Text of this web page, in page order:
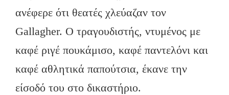
ανέφερε ότι θεατές χλεύαζαν τον
Gallagher. Ο τραγουδιστής, ντυμένος με
καφέ ριγέ πουκάμισο, καφέ παντελόνι και
καφέ αθλητικά παπούτσια, έκανε την
είσοδό του στο δικαστήριο.